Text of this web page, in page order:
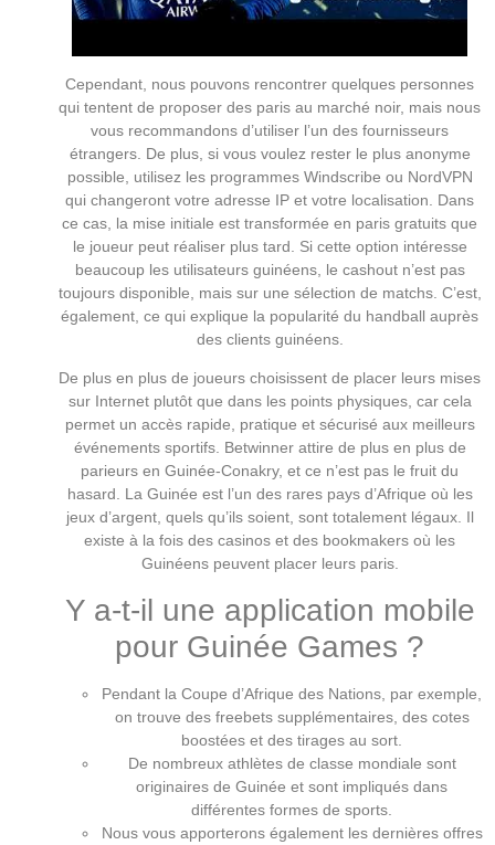
Cependant, nous pouvons rencontrer quelques personnes
qui tentent de proposer des paris au marché noir, mais nous
vous recommandons d’utiliser l’un des fournisseurs
étrangers. De plus, si vous voulez rester le plus anonyme
possible, utilisez les programmes Windscribe ou NordVPN
qui changeront votre adresse IP et votre localisation. Dans
ce cas, la mise initiale est transformée en paris gratuits que
le joueur peut réaliser plus tard. Si cette option intéresse
beaucoup les utilisateurs guinéens, le cashout n’est pas
toujours disponible, mais sur une sélection de matchs. C’est,
également, ce qui explique la popularité du handball auprès
des clients guinéens.
De plus en plus de joueurs choisissent de placer leurs mises
sur Internet plutôt que dans les points physiques, car cela
permet un accès rapide, pratique et sécurisé aux meilleurs
événements sportifs. Betwinner attire de plus en plus de
parieurs en Guinée-Conakry, et ce n’est pas le fruit du
hasard. La Guinée est l’un des rares pays d’Afrique où les
jeux d’argent, quels qu’ils soient, sont totalement légaux. Il
existe à la fois des casinos et des bookmakers où les
Guinéens peuvent placer leurs paris.
Y a-t-il une application mobile
pour Guinée Games ?
Pendant la Coupe d’Afrique des Nations, par exemple,
on trouve des freebets supplémentaires, des cotes
boostées et des tirages au sort.
De nombreux athlètes de classe mondiale sont
originaires de Guinée et sont impliqués dans
différentes formes de sports.
Nous vous apporterons également les dernières offres